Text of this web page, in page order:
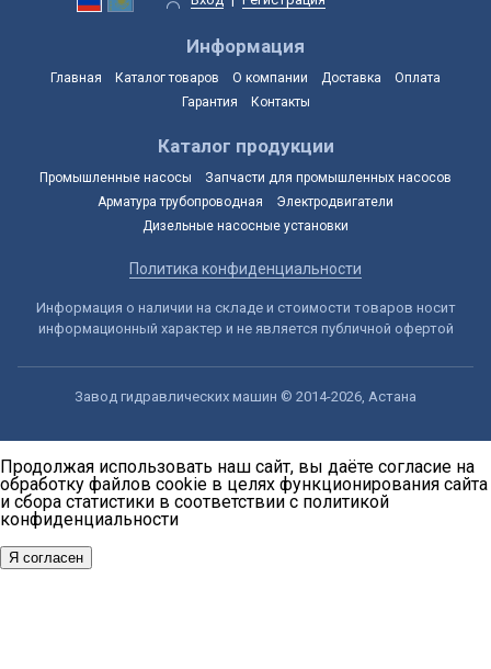
Информация
Главная Каталог товаров О компании Доставка
Оплата
Гарантия
Контакты
Каталог продукции
Промышленные насосы
Запчасти для промышленных насосов
Арматура трубопроводная
Электродвигатели
Дизельные насосные установки
Политика конфиденциальности
Информация о наличии на складе и стоимости товаров носит
информационный характер и не является публичной офертой
Завод гидравлических машин © 2014-2026, Астана
Продолжая использовать наш сайт, вы даёте согласие на
обработку файлов cookie в целях функционирования сайта
и сбора статистики в соответствии с политикой
конфиденциальности
Я согласен